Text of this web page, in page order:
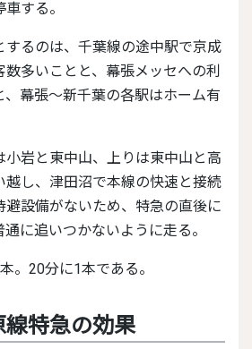
する。
多いことと、幕張メッセへの利
、幕張～新千葉の各駅はホーム有
越し、津田沼で本線の快速と接続
避設備がないため、特急の直後に
に追いつかないように走る。
。20分に1本である。
線特急の効果